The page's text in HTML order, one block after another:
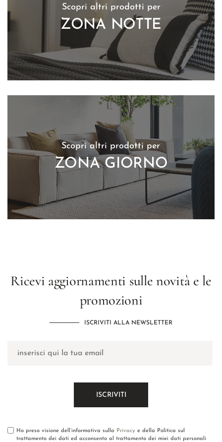
Scopri altri prodotti per
ZONA NOTTE
Scopri altri prodotti per
ZONA GIORNO
Ricevi aggiornamenti sulle novità e le
promozioni
ISCRIVITI ALLA NEWSLETTER
Ho preso visione dell’informativa sulla Privacy e della Politica sul
trattamento dei dati ed acconsento al trattamento dei miei dati personali